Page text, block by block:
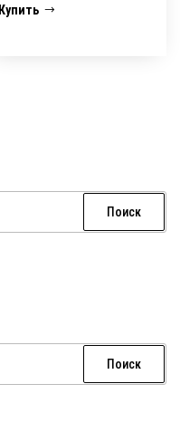
Купить
Поиск